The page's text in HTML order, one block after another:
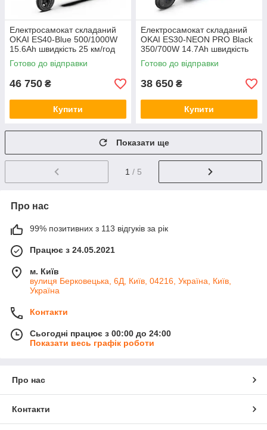
Електросамокат складаний
OKAI ES40-Blue 500/1000W
15.6Ah швидкість 25 км/год
пробіг до 70 км NFCApp
колеса 10" навантаження 120
Готово до відправки
46 750 ₴
Купити
Електросамокат складаний
OKAI ES30-NEON PRO Black
350/700W 14.7Ah швидкість
до 25 км/год до 80 км
NFCApp колеса 10" вага до
Готово до відправки
38 650 ₴
Купити
Показати ще
1 / 5
Про нас
99% позитивних з 113 відгуків за рік
Працює з 24.05.2021
м. Київ
вулиця Берковецька, 6Д, Київ, 04216, Україна, Київ,
Україна
Контакти
Сьогодні працює з 00:00 до 24:00
Показати весь графік роботи
Про нас
Контакти